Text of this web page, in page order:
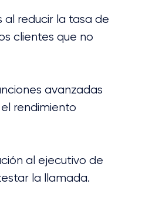
reducir la tasa de
clientes que no
avanzadas
rendimiento
al ejecutivo de
la llamada.